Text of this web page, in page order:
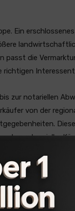
Ein
passt die
zur notariellen
von der
potenzieller
finden
Haus verkaufen